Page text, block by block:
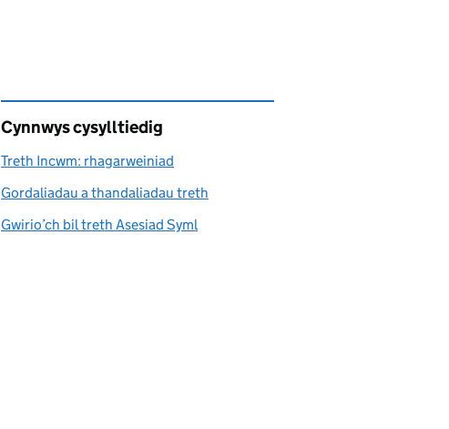
Cynnwys cysylltiedig
Treth Incwm: rhagarweiniad
Gordaliadau a thandaliadau treth
Gwirio’ch bil treth Asesiad Syml